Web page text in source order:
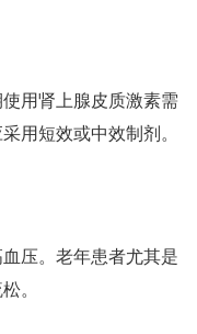
用肾上腺皮质激素需
用短效或中效制剂。
压。老年患者尤其是
。